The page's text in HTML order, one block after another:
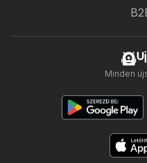
Minden